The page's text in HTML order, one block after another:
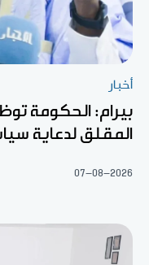
أخبار
بيرام: الحكومة
المقلق لدعاية
07-08-2026